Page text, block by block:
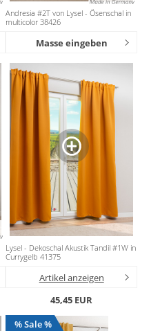
Andresia #2T von Lysel - Ösenschal in
multicolor 38426
Masse eingeben
Lysel - Dekoschal Akustik Tandil #1W in
Currygelb 41375
Artikel anzeigen
45,45 EUR
% Sale %